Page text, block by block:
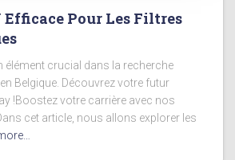
Efficace Pour Les Filtres
élément crucial dans la recherche
Belgique. Découvrez votre futur
!Boostez votre carrière avec nos
cet article, nous allons explorer les